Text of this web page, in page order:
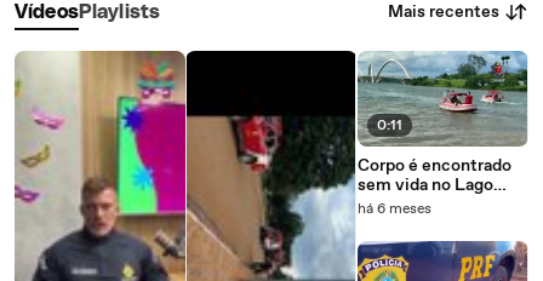
VídeosPlaylists Mais recentes
0:11
Corpo é encontrado
sem vida no Lago
Paranoá
há 6 meses